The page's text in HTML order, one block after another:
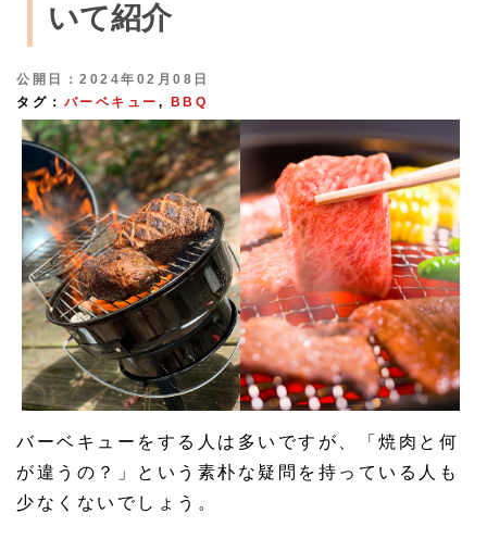
いて紹介
公開日：2024年02月08日
タグ： バーベキュー , BBQ
バーベキューをする人は多いですが、「焼肉と何
が違うの？」という素朴な疑問を持っている人も
少なくないでしょう。